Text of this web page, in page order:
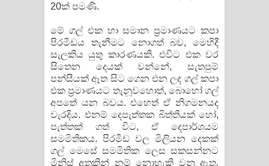
20ක් පමණි.
මේ ගල් එක හා සමාන ප්‍රමාණයට කපා
පිරමීඩය තැනීමට නොගත් බව, මෙහිදී
සැලකිය යුතු කාරණයකි. එවිට එක වර
සිතෙන දෙයක් වන්නේ, සැතපුම්
පන්සීයක් ඈත සිට ගෙන එන ලද ගල් කපා
එක ප්‍රමාණයට තැනූවහොත්, බොහෝ ගල්
අපතේ යන බවය. එහෙත් ඒ නිගමනයද
වැරදිය. එනම් දෙපැත්තක බිත්තියක් හෝ,
පැත්තක් ගත් විට, ඒ දෙපාර්ශයම
සමමිතිකය. පිරමීඩ වල මිලියන දෙකක්
ගල් මෙසේ සමමිතික ලෙස සකසන්නට
මිනිස් අතකින් නම් නොහැකි වනු ඇත.